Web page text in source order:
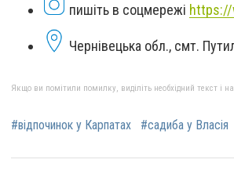
пишіть в соцмережі https://
Чернівецька обл., смт.
Якщо ви помітили помилку, виділіть необхідний текст і
#відпочинок у Карпатах #садиба у Власія